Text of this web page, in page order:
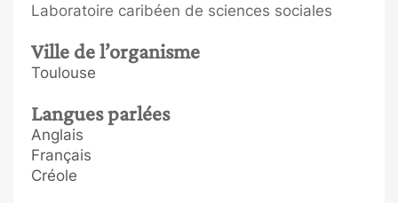
Laboratoire caribéen de sciences sociales
Ville de l’organisme
Toulouse
Langues parlées
Anglais
Français
Créole